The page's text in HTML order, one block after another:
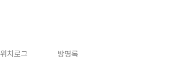
위치로그 방명록